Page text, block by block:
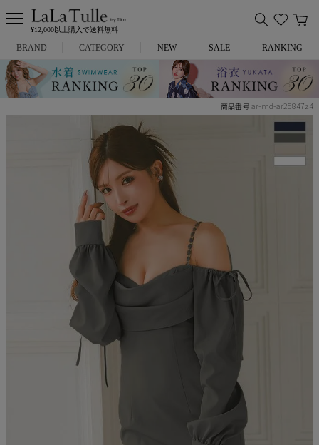
¥12,000以上購入で送料無料
BRAND
Anella
CATEGORY
ミニドレス
NEW SALE RANKING
商品番号 ar-md-ar25847z4